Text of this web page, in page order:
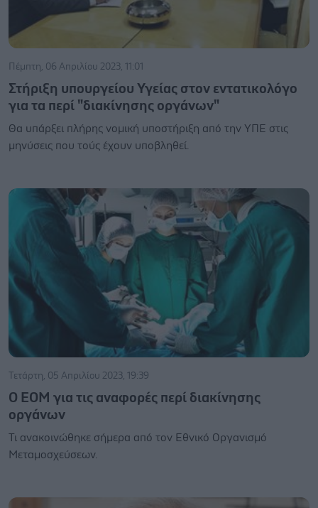
Πέμπτη, 06 Απριλίου 2023, 11:01
Στήριξη υπουργείου Υγείας στον εντατικολόγο
για τα περί "διακίνησης οργάνων"
Θα υπάρξει πλήρης νομική υποστήριξη από την ΥΠΕ στις
μηνύσεις που τούς έχουν υποβληθεί.
Τετάρτη, 05 Απριλίου 2023, 19:39
Ο ΕΟΜ για τις αναφορές περί διακίνησης
οργάνων
Τι ανακοινώθηκε σήμερα από τον Εθνικό Οργανισμό
Μεταμοσχεύσεων.